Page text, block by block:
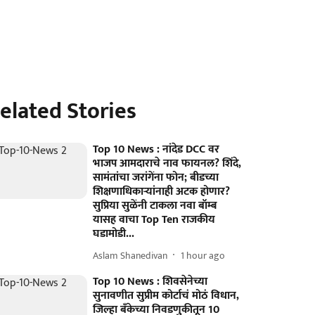
Stories
Top 10 News : नांदेड DCC वर
भाजप आमदाराचे नाव फायनल? शिंदे,
सामंतांचा जरांगेंना फोन; बीडच्या
शिक्षणाधिकाऱ्यांनाही अटक होणार?
सुप्रिया सुळेंनी टाकला नवा बॉम्ब
यासह वाचा Top Ten राजकीय
घडामोडी...
Aslam Shanedivan 1 hour ago
Top 10 News : शिवसेनेच्या
सुनावणीत सुप्रीम कोर्टाचं मोठं विधान,
जिल्हा बँकेच्या निवडणुकीतून 10